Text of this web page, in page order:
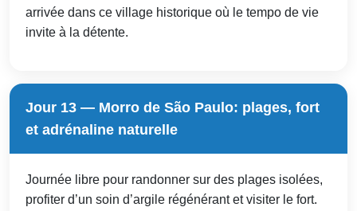
arrivée dans ce village historique où le tempo de vie
invite à la détente.
Jour 13 — Morro de São Paulo: plages, fort
et adrénaline naturelle
Journée libre pour randonner sur des plages isolées,
profiter d’un soin d’argile régénérant et visiter le fort.